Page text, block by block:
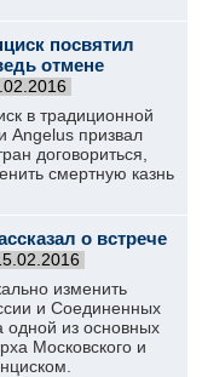
посвятил
отмене
в традиционной
Angelus призвал
договориться,
смертную казнь
о встрече
изменить
и Соединенных
из основных
Московского и